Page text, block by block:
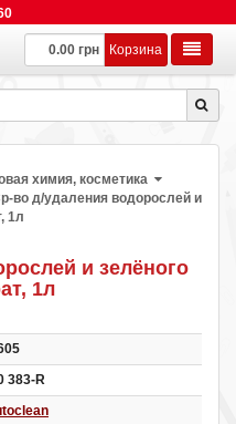
0.00 грн Корзина
химия, косметика
во д/удаления водорослей и
1л
и зелёного
1л
383-R